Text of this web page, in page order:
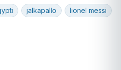
jalkapallo
lionel messi